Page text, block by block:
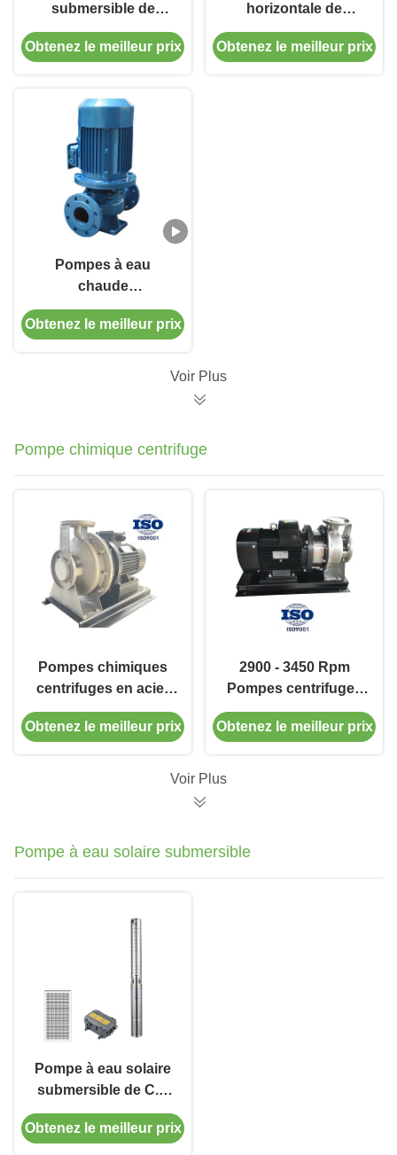
submersible de
pompe à eau d'acier
inoxydable de QDX
Obtenez le meilleur prix
horizontale de
monoblock de
canalisation d'étape
Obtenez le meilleur prix
Pompes à eau
chaude
IRG/IRGB/ISWR,
composants à haute
Obtenez le meilleur prix
Voir Plus
Pompe chimique centrifuge
Pompes chimiques
centrifuges en acier
inoxydable avec débit
de 6,5 à 160 m3/h
Obtenez le meilleur prix
2900 - 3450 Rpm
Pompes centrifuges
horizontales à étage
unique dans
Obtenez le meilleur prix
Voir Plus
Pompe à eau solaire submersible
Pompe à eau solaire
submersible de C.C
1HP 3" 4" pompe à
eau d'irrigation
Obtenez le meilleur prix